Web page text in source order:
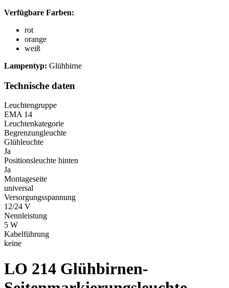
Verfügbare Farben:
rot
orange
weiß
Lampentyp: Glühbirne
Technische daten
Leuchtengruppe
EMA 14
Leuchtenkategorie
Begrenzungleuchte
Glühleuchte
Ja
Positionsleuchte hinten
Ja
Montageseite
universal
Versorgungsspannung
12/24 V
Nennleistung
5 W
Kabelführung
keine
LO 214 Glühbirnen-